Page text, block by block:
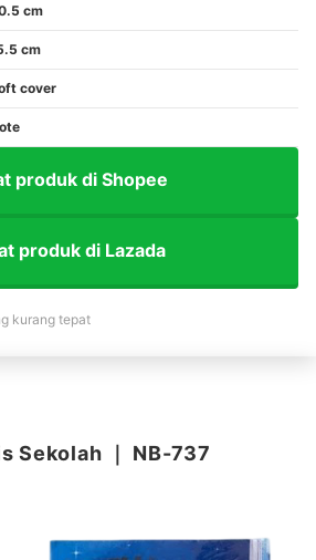
cm
cm
cover
produk di Shopee
produk di Lazada
kurang tepat
Sekolah ｜ NB-737